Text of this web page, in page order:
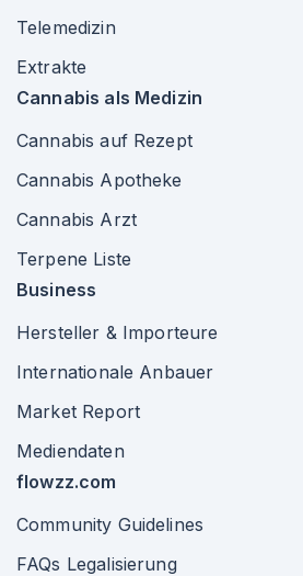
Telemedizin
Extrakte
Cannabis als Medizin
Cannabis auf Rezept
Cannabis Apotheke
Cannabis Arzt
Terpene Liste
Business
Hersteller & Importeure
Internationale Anbauer
Market Report
Mediendaten
flowzz.com
Community Guidelines
FAQs Legalisierung